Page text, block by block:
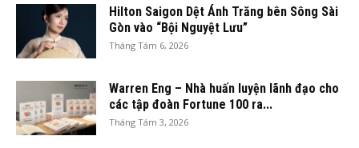
Hilton Saigon Dệt Ánh Trăng bên Sông Sài
Gòn vào “Bội Nguyệt Lưu”
Tháng Tám 6, 2026
Warren Eng – Nhà huấn luyện lãnh đạo cho
các tập đoàn Fortune 100 ra...
Tháng Tám 3, 2026